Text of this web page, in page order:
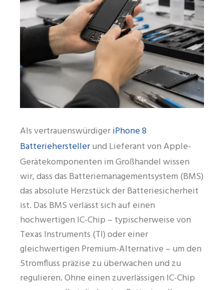
Als vertrauenswürdigeriPhone 8
Batterieherstellerund Lieferant von Apple-
Gerätekomponenten im Großhandel wissen
wir, dass das Batteriemanagementsystem (BMS)
das absolute Herzstück der Batteriesicherheit
ist. Das BMS verlässt sich auf einen
hochwertigen IC-Chip – typischerweise von
Texas Instruments (TI) oder einer
gleichwertigen Premium-Alternative – um den
Stromfluss präzise zu überwachen und zu
regulieren. Ohne einen zuverlässigen IC-Chip